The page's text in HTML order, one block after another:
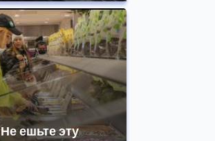
Не ешьте эту